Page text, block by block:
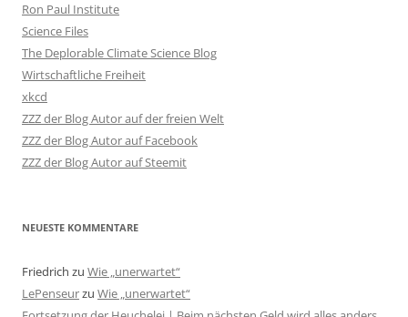
Ron Paul Institute
Science Files
The Deplorable Climate Science Blog
Wirtschaftliche Freiheit
xkcd
ZZZ der Blog Autor auf der freien Welt
ZZZ der Blog Autor auf Facebook
ZZZ der Blog Autor auf Steemit
NEUESTE KOMMENTARE
Friedrich zu Wie „unerwartet“
LePenseurzu Wie „unerwartet“